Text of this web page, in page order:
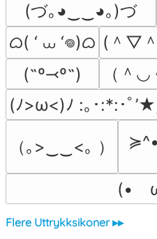
(づ｡◕‿‿◕｡)づ
ᜊ( ‘ ⩊ ‘𖦹)ᜊ (＾▽
(˶º⤙º˶)
（＾
(ﾉ>ω<)ﾉ :｡･:*:･ﾟ
（｡>‿‿<｡ ）
(•　
Flere Uttrykksikoner ▸▸